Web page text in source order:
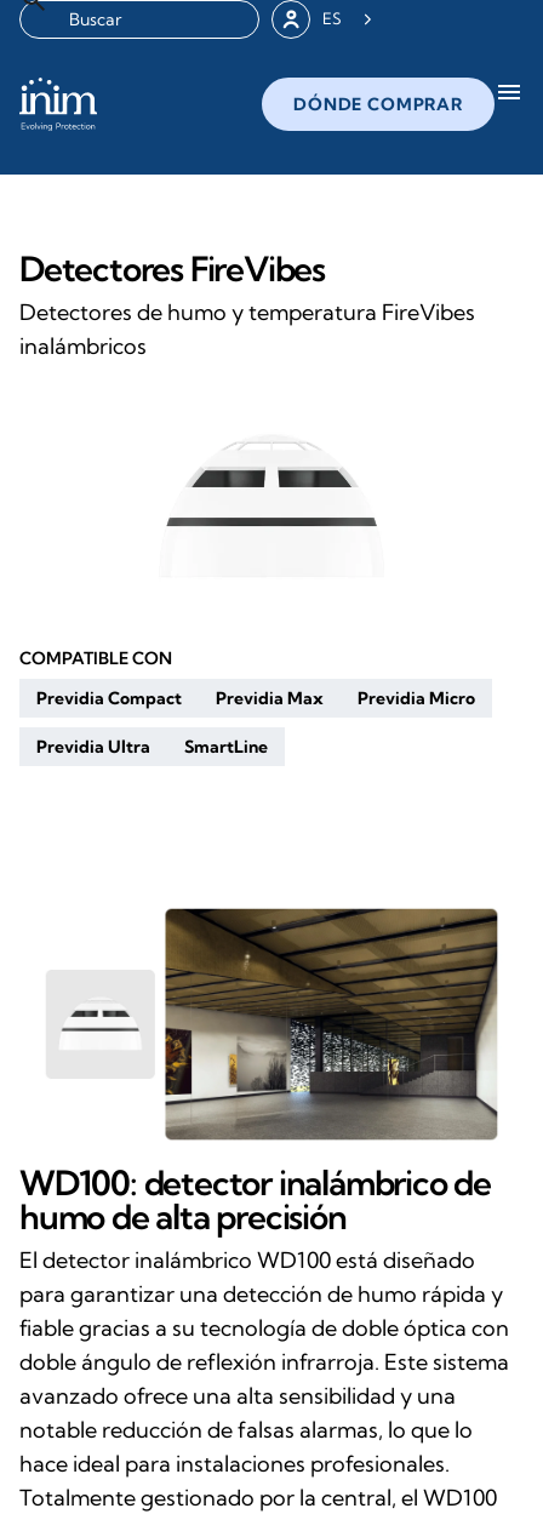
ES
DÓNDE COMPRAR menu
Detectores FireVibes
Detectores de humo y temperatura FireVibes
inalámbricos
COMPATIBLE CON
Previdia Compact
Previdia Max Previdia Micro
Previdia Ultra SmartLine
WD100: detector inalámbrico de
humo de alta precisión
El detector inalámbrico WD100 está diseñado
para garantizar una detección de humo rápida y
fiable gracias a su tecnología de doble óptica con
doble ángulo de reflexión infrarroja. Este sistema
avanzado ofrece una alta sensibilidad y una
notable reducción de falsas alarmas, lo que lo
hace ideal para instalaciones profesionales.
Totalmente gestionado por la central, el WD100